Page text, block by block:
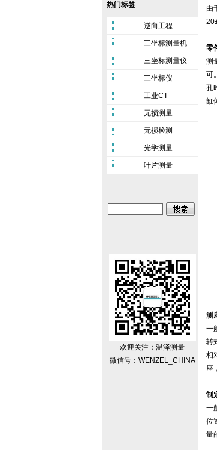
热门标签
逆向工程
三坐标测量机
三坐标测量仪
三坐标仪
工业CT
无损测量
无损检测
光学测量
叶片测量
欢迎关注：温泽测量
微信号：WENZEL_CHINA
由
零
测
可
孔
缸
测
一
转
相
座
制
一
位
量